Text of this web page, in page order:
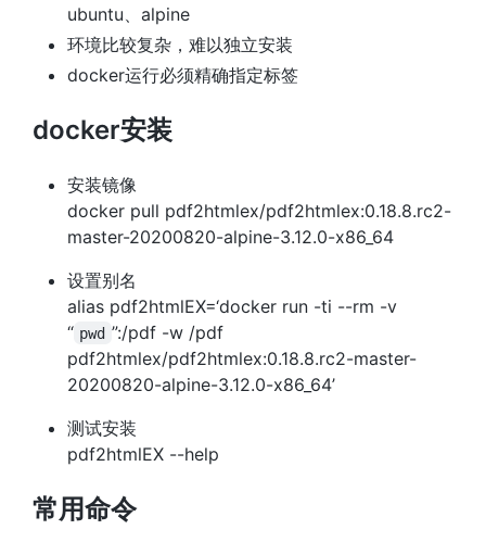
ubuntu、alpine
环境比较复杂，难以独立安装
docker运行必须精确指定标签
docker安装
安装镜像
docker pull pdf2htmlex/pdf2htmlex:0.18.8.rc2-
master-20200820-alpine-3.12.0-x86_64
设置别名
alias pdf2htmlEX=‘docker run -ti --rm -v
“ pwd ”:/pdf -w /pdf
pdf2htmlex/pdf2htmlex:0.18.8.rc2-master-
20200820-alpine-3.12.0-x86_64’
测试安装
pdf2htmlEX --help
常用命令